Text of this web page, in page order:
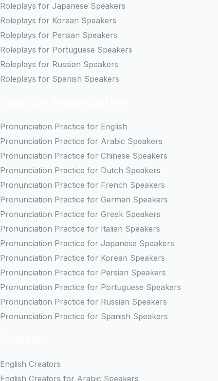
Roleplays for Japanese Speakers
Roleplays for Korean Speakers
Roleplays for Persian Speakers
Roleplays for Portuguese Speakers
Roleplays for Russian Speakers
Roleplays for Spanish Speakers
Pronunciation Practice for English
Pronunciation Practice for Arabic Speakers
Pronunciation Practice for Chinese Speakers
Pronunciation Practice for Dutch Speakers
Pronunciation Practice for French Speakers
Pronunciation Practice for German Speakers
Pronunciation Practice for Greek Speakers
Pronunciation Practice for Italian Speakers
Pronunciation Practice for Japanese Speakers
Pronunciation Practice for Korean Speakers
Pronunciation Practice for Persian Speakers
Pronunciation Practice for Portuguese Speakers
Pronunciation Practice for Russian Speakers
Pronunciation Practice for Spanish Speakers
English Creators
English Creators for Arabic Speakers